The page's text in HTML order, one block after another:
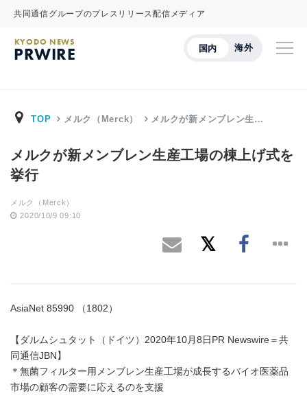
共同通信グループのプレスリリース配信メディア
国内 海外
KYODO NEWS
PRWIRE
TOP メルク（Merck） メルクが新メンブレン生…
メルクが新メンブレン生産工場の棟上げ式を
挙行
メルク（Merck）
2020/10/9 09:10
AsiaNet 85990 （1802）
【ダルムシュタット（ドイツ）2020年10月8日PR Newswire＝共
同通信JBN】
＊無菌フィルター用メンブレン生産工場が成長するバイオ医薬品
市場の顧客の需要に応えるのを支援